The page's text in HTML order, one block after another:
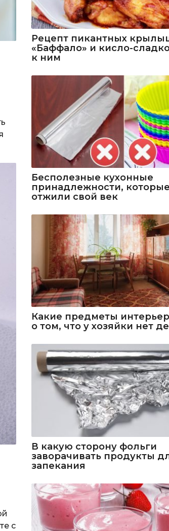
с
Рецепт пикантных
«Баффало» и кисло-
к ним
Бесполезные кухонные
принадлежности,
отжили свой век
Какие предметы
о том, что у хозяйки нет
В какую сторону фольги
заворачивать продукты
запекания